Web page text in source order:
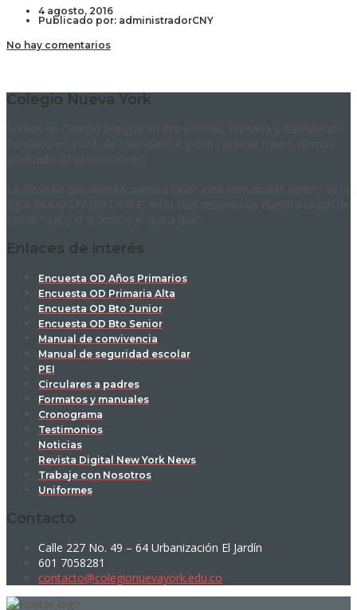
4 agosto, 2016
Publicado por: administradorCNY
No hay comentarios
Colegio Nueva York
Enlaces de interés
Encuesta OD Años Primarios
Encuesta OD Primaria Alta
Encuesta OD Bto Junior
Encuesta OD Bto Senior
Manual de convivencia
Manual de seguridad escolar
PEI
Circulares a padres
Formatos y manuales
Cronograma
Testimonios
Noticias
Revista Digital New York News
Trabaje con Nosotros
Uniformes
Contacto
Calle 227 No. 49 – 64 Urbanización El Jardín
601 7058281
contacto@colegionuevayork.edu.co